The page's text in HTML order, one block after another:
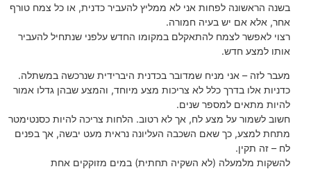
בשנה הראשונה לפחות אני לא ממליץ להעביר כדנית, או כל צמח טורף
אחר, אלא אם יש בעיה חמורה.
רצוי לאפשר לצמח להתאקלם במקומו החדש עלפני שנתחיל להעביר
אותו למצע חדש.
מעבר לזה – אני מניח שמדובר בכדנית היברידית שנרכשה במשתלה.
כדניות אלו בדרך כלל לא צריכות מצע מיוחד, והמצע שבהן גדלו אמור
להיות מתאים למספר שנים.
חשוב לשמור על מצע לח, אך לא רטוב. הלחות צריכה להיות כסנטימטר
מתחת למצע, כך שאם השכבה העליונה נראית מעט יבשה, אך בפנים
לח – זה תקין.
להשקות מלמעלה (לא השקיה תחתית) במים מזוקקים אחת